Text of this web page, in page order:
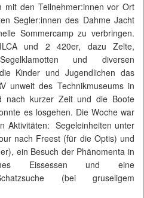
mit den Teilnehmer:innen vor Ort
Segler:innen des Dahme Jacht
Sommercamp zu verbringen.
und 2 420er, dazu Zelte,
und diversen
Kinder und Jugendlichen das
unweit des Technikmuseums in
nach kurzer Zeit und die Boote
es losgehen. Die Woche war
Aktivitäten: Segeleinheiten unter
nach Freest (für die Optis) und
ein Besuch der Phänomenta in
Eissessen und eine
(bei gruseligem